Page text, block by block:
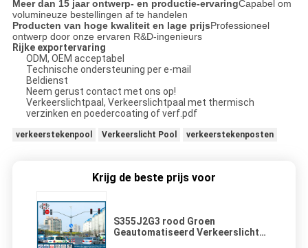
Meer dan 15 jaar ontwerp- en productie-ervaringCapabel om
volumineuze bestellingen af te handelen
Producten van hoge kwaliteit en lage prijsProfessioneel
ontwerp door onze ervaren R&D-ingenieurs
Rijke exportervaring
ODM, OEM acceptabel
Technische ondersteuning per e-mail
Beldienst
Neem gerust contact met ons op!
Verkeerslichtpaal, Verkeerslichtpaal met thermisch
verzinken en poedercoating of verf.pdf
verkeerstekenpool Verkeerslicht Pool verkeerstekenposten
Krijg de beste prijs voor
S355J2G3 rood Groen
Geautomatiseerd Verkeerslicht